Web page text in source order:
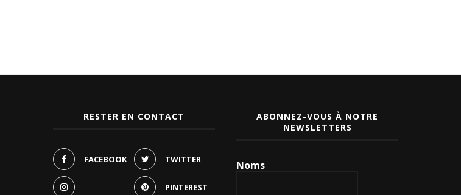
RESTER EN CONTACT
FACEBOOK TWITTER
PINTEREST
ABONNEZ-VOUS À NOTRE
NEWSLETTERS
Noms